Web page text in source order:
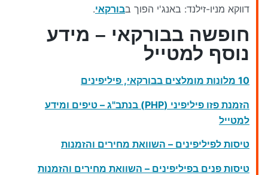
דווקא מניו-זילנד: באנג'י הפוך בבורקאי.
חופשה בבורקאי – מידע
נוסף למטייל
10 מלונות מומלצים בבורקאי, פיליפינים
הזמנת פזו פיליפיני (PHP) בנתב"ג – טיפים ומידע
למטייל
טיסות לפיליפינים – השוואת מחירים והזמנות
טיסות פנים בפיליפינים – השוואת מחירים והזמנות